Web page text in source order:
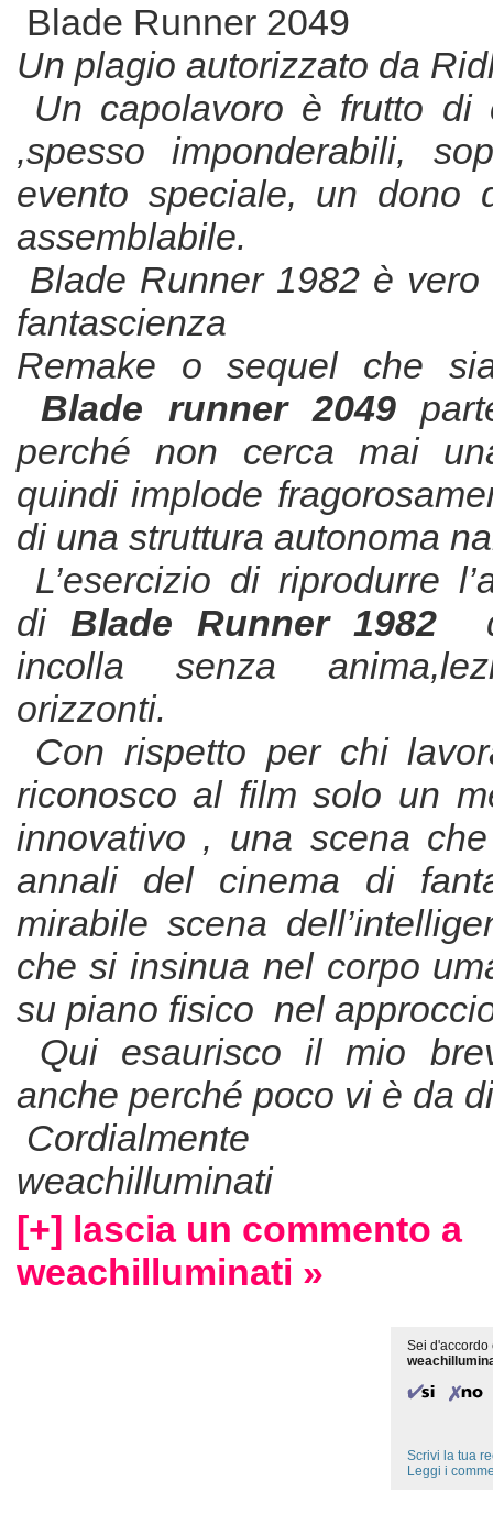
Blade Runner 2049
Un plagio autorizzato da
Un capolavoro è frutto di
,spesso imponderabili,
evento speciale, un dono
assemblabile.
Blade Runner 1982 è
fantascienza
Remake o sequel che
Blade runner 2049
perché non cerca mai
quindi implode
di una struttura autonoma
L’esercizio di riprodurre
di Blade Runner 1982
incolla senza
orizzonti.
Con rispetto per chi
riconosco al film solo un
innovativo , una scena
annali del cinema di
mirabile scena
che si insinua nel corpo
su piano fisico nel
Qui esaurisco il mio
anche perché poco vi è da
Cordialmente
weachilluminati
[+] lascia un commento a
weachilluminati »
Sei d'accordo
Scrivi la tua
Leggi i